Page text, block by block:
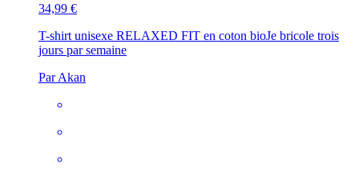
34,99 €
T-shirt unisexe RELAXED FIT en coton bioJe bricole trois
jours par semaine
Par Akan